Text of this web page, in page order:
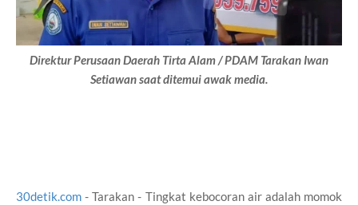
Direktur Perusaan Daerah Tirta Alam / PDAM Tarakan Iwan
Setiawan saat ditemui awak media.
30detik.com - Tarakan - Tingkat kebocoran air adalah momok